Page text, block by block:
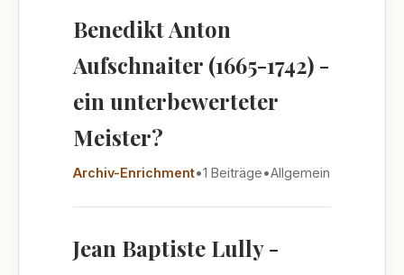
Benedikt Anton
Aufschnaiter (1665-1742) -
ein unterbewerteter
Meister?
Archiv-Enrichment•1 Beiträge•Allgemein
Jean Baptiste Lully -